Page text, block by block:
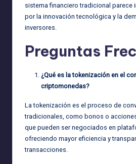
sistema financiero tradicional parece
por la innovación tecnológica y la
inversores.
Preguntas
¿Qué es la tokenización en el
criptomonedas?
La tokenización es el proceso de
tradicionales, como bonos o
que pueden ser negociados en
ofreciendo mayor eficiencia y
transacciones.